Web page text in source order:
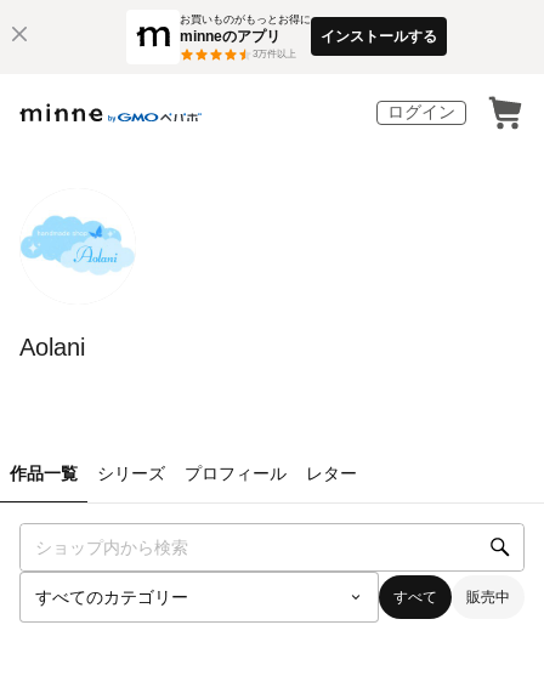
お買いものがもっとお得に
minneのアプリ
3万件以上
インストールする
ログイン
Aolani
作品一覧 シリーズ プロフィール レター
すべて 販売中